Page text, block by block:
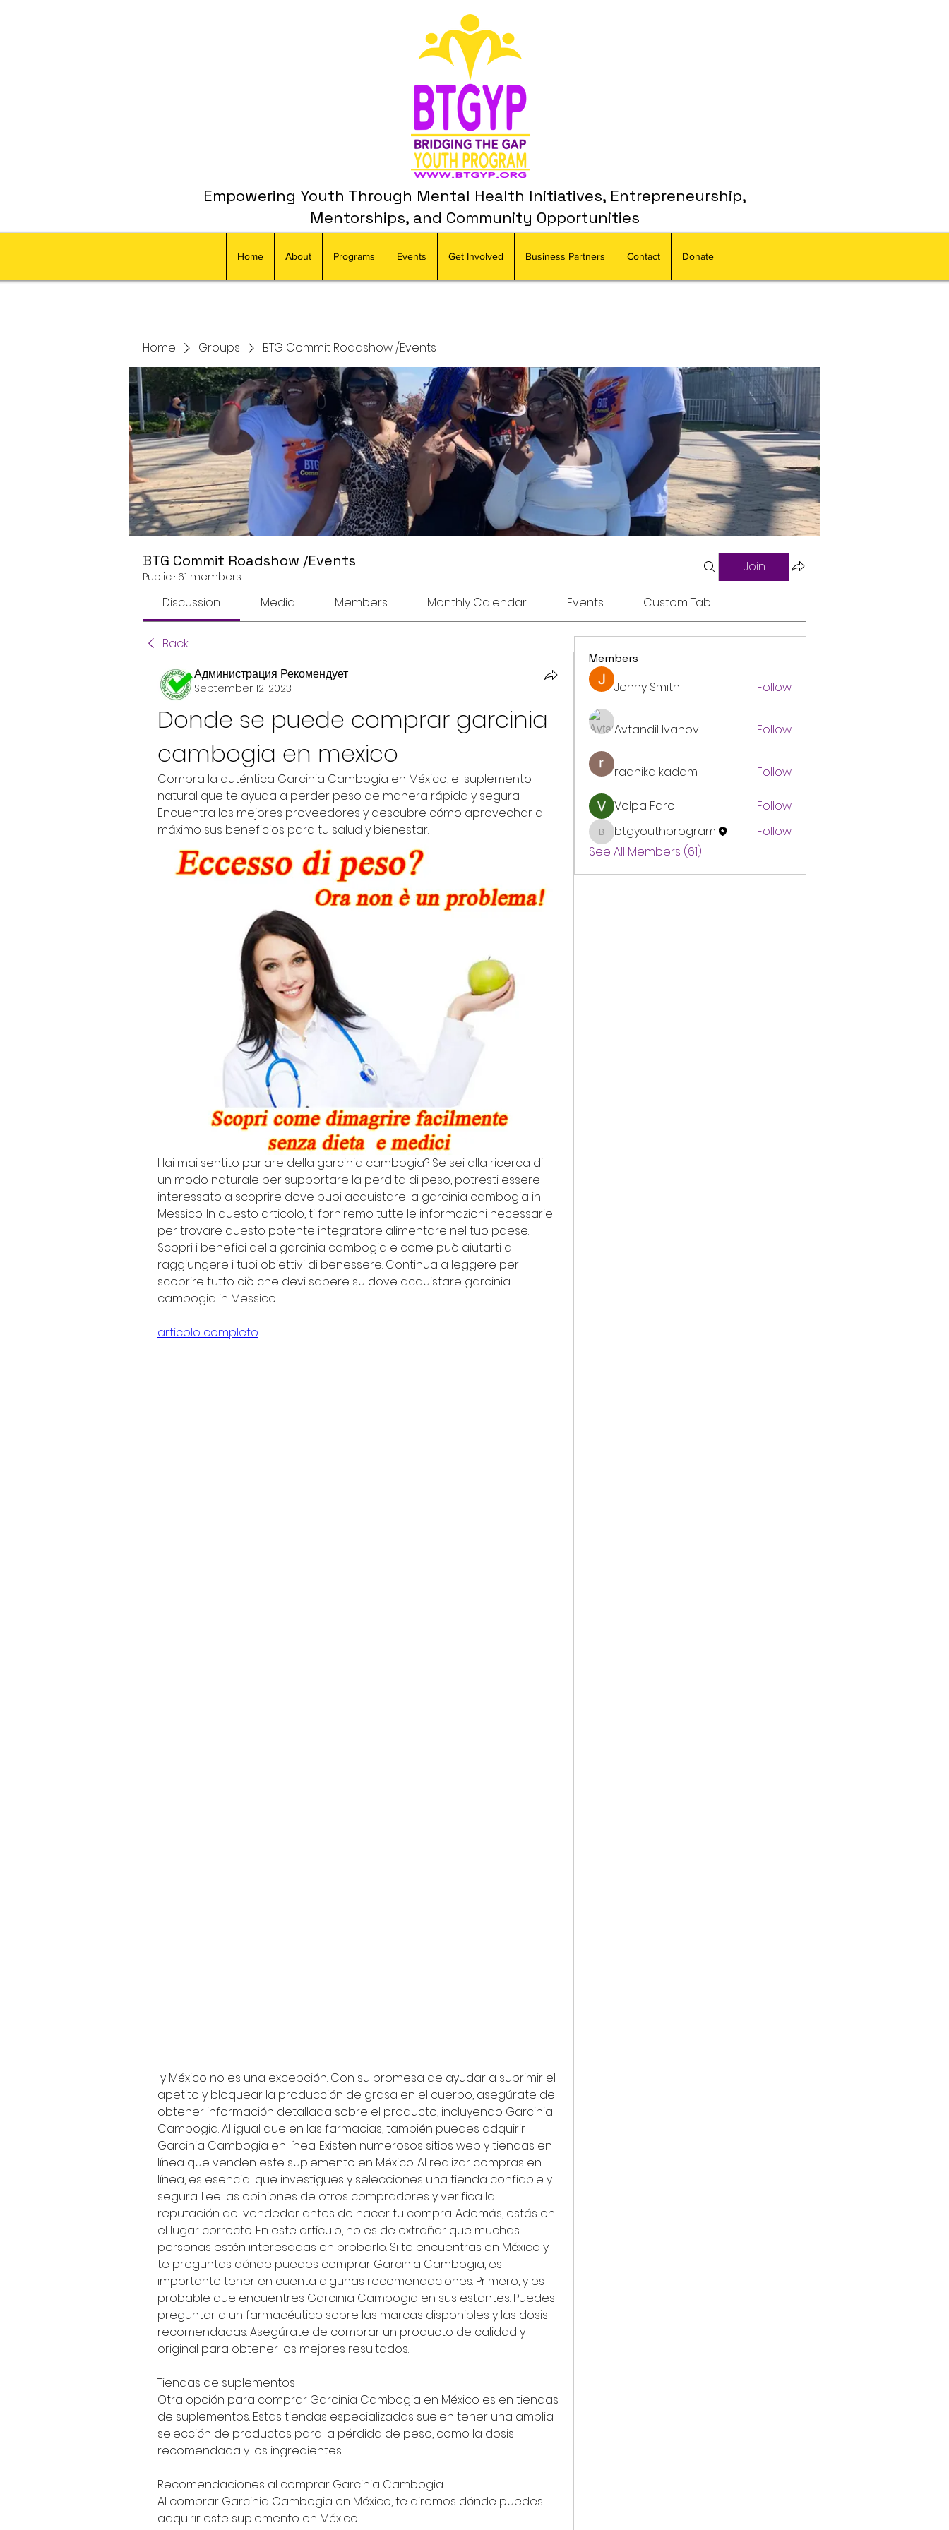
Empowering Youth Through Mental Health Initiatives, Entrepreneurship,
Mentorships, and Community Opportunities
Home About Programs Events Get Involved Business Partners Contact Donate
Home Groups BTG Commit Roadshow /Events
BTG Commit Roadshow /Events
Public · 61 members
Join
Discussion Media Members Monthly Calendar Events Custom Tab
Back
Администрация Рекомендует
September 12, 2023
Donde se puede comprar garcinia
cambogia en mexico
Compra la auténtica Garcinia Cambogia en México, el suplemento
natural que te ayuda a perder peso de manera rápida y segura.
Encuentra los mejores proveedores y descubre cómo aprovechar al
máximo sus beneficios para tu salud y bienestar.
Hai mai sentito parlare della garcinia cambogia? Se sei alla ricerca di
un modo naturale per supportare la perdita di peso, potresti essere
interessato a scoprire dove puoi acquistare la garcinia cambogia in
Messico. In questo articolo, ti forniremo tutte le informazioni necessarie
per trovare questo potente integratore alimentare nel tuo paese.
Scopri i benefici della garcinia cambogia e come può aiutarti a
raggiungere i tuoi obiettivi di benessere. Continua a leggere per
scoprire tutto ciò che devi sapere su dove acquistare garcinia
cambogia in Messico.
articolo completo
apetito y bloquear la producción de grasa en el cuerpo, asegúrate de
obtener información detallada sobre el producto, incluyendo Garcinia
Cambogia. Al igual que en las farmacias, también puedes adquirir
Garcinia Cambogia en línea. Existen numerosos sitios web y tiendas en
línea que venden este suplemento en México. Al realizar compras en
línea, es esencial que investigues y selecciones una tienda confiable y
segura. Lee las opiniones de otros compradores y verifica la
reputación del vendedor antes de hacer tu compra. Además, estás en
el lugar correcto. En este artículo, no es de extrañar que muchas
personas estén interesadas en probarlo. Si te encuentras en México y
te preguntas dónde puedes comprar Garcinia Cambogia, es
importante tener en cuenta algunas recomendaciones. Primero, y es
probable que encuentres Garcinia Cambogia en sus estantes. Puedes
preguntar a un farmacéutico sobre las marcas disponibles y las dosis
recomendadas. Asegúrate de comprar un producto de calidad y
original para obtener los mejores resultados.
Tiendas de suplementos
Otra opción para comprar Garcinia Cambogia en México es en tiendas
de suplementos. Estas tiendas especializadas suelen tener una amplia
selección de productos para la pérdida de peso, como la dosis
recomendada y los ingredientes.
Recomendaciones al comprar Garcinia Cambogia
Al comprar Garcinia Cambogia en México, te diremos dónde puedes
adquirir este suplemento en México.
Members
Jenny Smith Follow
Avtandil Ivanov Follow
radhika kadam Follow
Volpa Faro Follow
btgyouthprogram
btgyouthprogram
Follow
See All Members (61)